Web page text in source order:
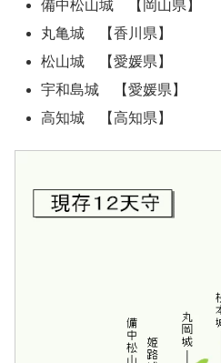
備中松山城 【岡山県】
丸亀城 【香川県】
松山城 【愛媛県】
宇和島城 【愛媛県】
高知城 【高知県】